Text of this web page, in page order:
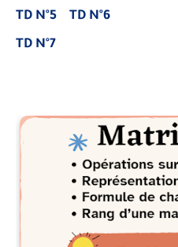
TD N°5
TD N°6
TD N°7